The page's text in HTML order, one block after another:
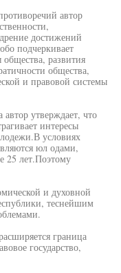
автор
достижений
подчеркивает
развития
общества,
и правовой системы
автор утверждает, что
интересы
условиях
юл одами,
25 лет.Поэтому
и духовной
теснейшим
граница
государство,